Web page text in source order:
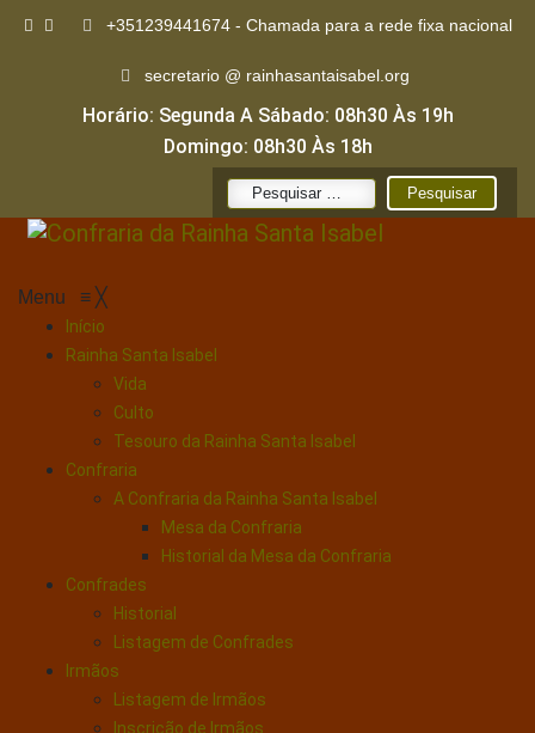
+351239441674 - Chamada para a rede fixa nacional
secretario @ rainhasantaisabel.org
Horário: Segunda A Sábado: 08h30 Às 19h
Domingo: 08h30 Às 18h
Pesquisar
Menu ≡ ╳
Início
Rainha Santa Isabel
Vida
Culto
Tesouro da Rainha Santa Isabel
Confraria
A Confraria da Rainha Santa Isabel
Mesa da Confraria
Historial da Mesa da Confraria
Confrades
Historial
Listagem de Confrades
Irmãos
Listagem de Irmãos
Inscrição de Irmãos